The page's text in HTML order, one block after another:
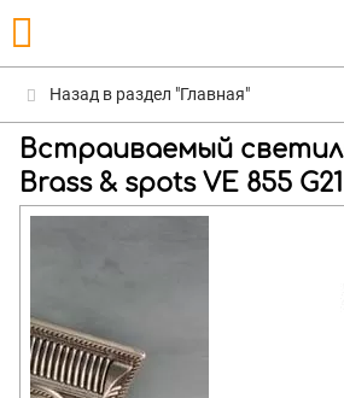
Назад в раздел "Главная"
Встраиваемый
Brass & spots VE 855 G21